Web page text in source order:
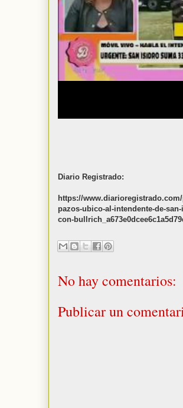
Diario Registrado:
https://
pazos-ubico-al-intendente-de-
con-
No hay comentarios:
Publicar un